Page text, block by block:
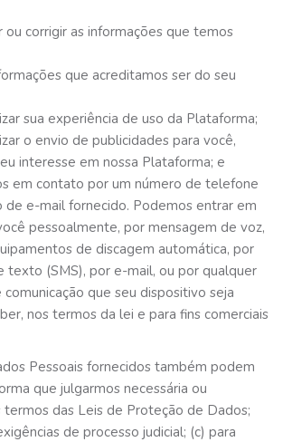
ou corrigir as informações que temos
que acreditamos ser do seu
sua experiência de uso da Plataforma;
o envio de publicidades para você,
interesse em nossa Plataforma; e
em contato por um número de telefone
de e-mail fornecido. Podemos entrar em
pessoalmente, por mensagem de voz,
de discagem automática, por
texto (SMS), por e-mail, ou por qualquer
que seu dispositivo seja
nos termos da lei e para fins comerciais
Pessoais fornecidos também podem
que julgarmos necessária ou
termos das Leis de Proteção de Dados;
de processo judicial; (c) para